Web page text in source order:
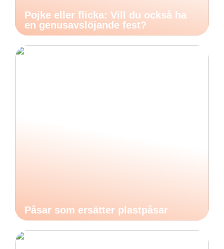
Pojke eller flicka: Vill du också ha
en genusavslöjande fest?
Påsar som ersätter plastpåsar